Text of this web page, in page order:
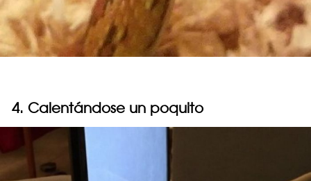
4. Calentándose un poquito